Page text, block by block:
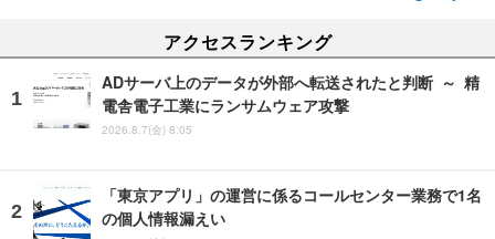
アクセスランキング
ADサーバ上のデータが外部へ転送されたと判断 ～ 精
電舎電子工業にランサムウェア攻撃
2026.8.7(金) 8:05
「東京アプリ」の運営に係るコールセンター業務で1名
の個人情報漏えい